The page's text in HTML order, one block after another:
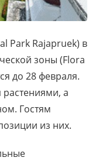
Park Rajapruek) в
зоны (Flora
до 28 февраля.
а
Гостям
из них.